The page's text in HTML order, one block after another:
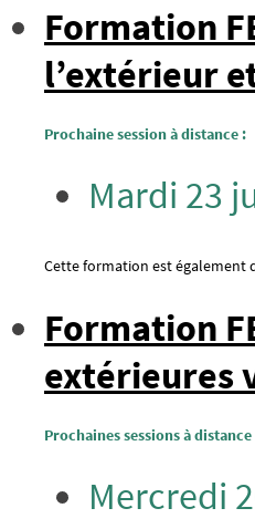
Formation
l’extérieur
Prochaine session à distance :
Mardi 23
Cette formation est également
Formation
extérieures
Prochaines sessions à distance
Mercredi